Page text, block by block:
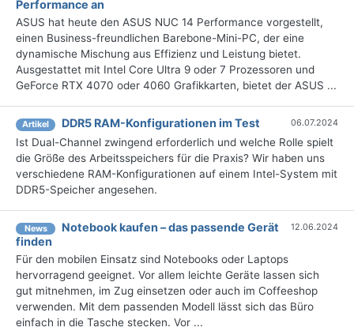
Performance an
ASUS hat heute den ASUS NUC 14 Performance vorgestellt,
einen Business-freundlichen Barebone-Mini-PC, der eine
dynamische Mischung aus Effizienz und Leistung bietet.
Ausgestattet mit Intel Core Ultra 9 oder 7 Prozessoren und
GeForce RTX 4070 oder 4060 Grafikkarten, bietet der ASUS ...
Artikel DDR5 RAM-Konfigurationen im Test 06.07.2024
Ist Dual-Channel zwingend erforderlich und welche Rolle spielt
die Größe des Arbeitsspeichers für die Praxis? Wir haben uns
verschiedene RAM-Konfigurationen auf einem Intel-System mit
DDR5-Speicher angesehen.
News
Notebook kaufen – das passende Gerät
finden
12.06.2024
Für den mobilen Einsatz sind Notebooks oder Laptops
hervorragend geeignet. Vor allem leichte Geräte lassen sich
gut mitnehmen, im Zug einsetzen oder auch im Coffeeshop
verwenden. Mit dem passenden Modell lässt sich das Büro
einfach in die Tasche stecken. Vor ...